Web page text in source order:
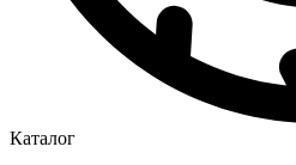
Каталог